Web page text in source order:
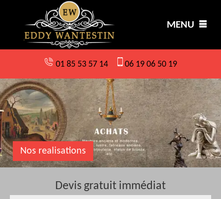
MENU
01 85 53 57 14 06 19 06 50 19
Nos realisations
Devis gratuit immédiat